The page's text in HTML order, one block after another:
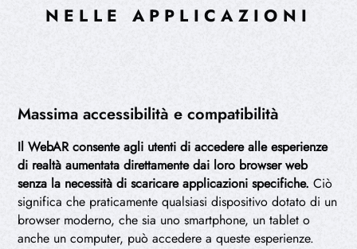
NELLE APPLICAZIONI
Massima accessibilità e compatibilità
Il WebAR consente agli utenti di accedere alle esperienze
di realtà aumentata direttamente dai loro browser web
senza la necessità di scaricare applicazioni specifiche. Ciò
significa che praticamente qualsiasi dispositivo dotato di un
browser moderno, che sia uno smartphone, un tablet o
anche un computer, può accedere a queste esperienze.